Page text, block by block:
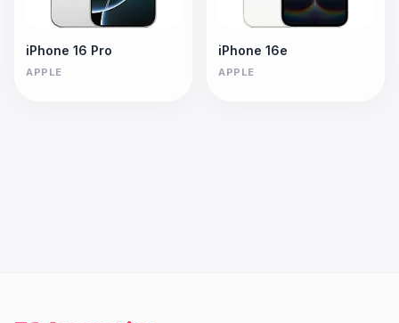
iPhone 16 Pro
APPLE
iPhone 16e
APPLE